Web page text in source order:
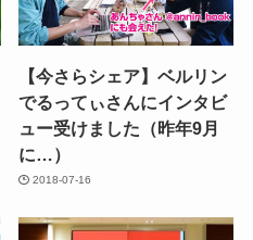
【今さらシェア】ベルリン
でるってぃさんにインタビ
ュー受けました（昨年9月
に…）
2018-07-16